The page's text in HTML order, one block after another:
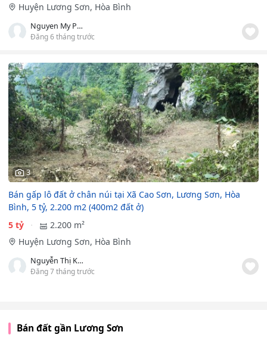
Huyện Lương Sơn, Hòa Bình
Nguyen My Phuong Linh
Đăng 6 tháng trước
3
Bán gấp lô đất ở chân núi tại Xã Cao Sơn, Lương Sơn, Hòa
Bình, 5 tỷ, 2.200 m2 (400m2 đất ở)
5 tỷ
2.200 m²
Huyện Lương Sơn, Hòa Bình
Nguyễn Thị Kim Anh
Đăng 7 tháng trước
Bán đất gần Lương Sơn